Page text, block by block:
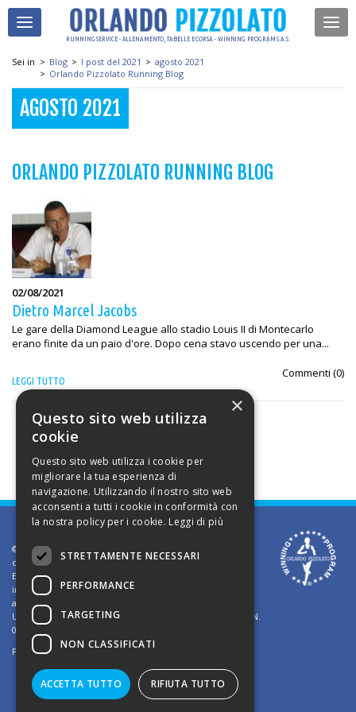
RUNNING SERVICE - ALLENAMENTO, TABELLE E CORSA - WINNING PROGRAM S.A.S.
Sei in > Blog > I post del 2021 > agosto 2021
> Orlando Pizzolato Running Blog
AGOSTO 2021
ORLANDO PIZZOLATO RUNNING BLOG
02/08/2021
Dietro Marcel Jacobs
Le gare della Diamond League allo stadio Louis II di Montecarlo
erano finite da un paio d'ore. Dopo cena stavo uscendo per una...
LEGGI TUTTO
Commenti (0)
©2002 Informativa sui diritti d'autore. Le informazioni
contenute in questo sito sono solo per uso privato.
E' vietato riprodurre o divulgare in qualsiasi forma le
informazioni contenute in questo sito, salvo previa
autorizzazione di Orlando Pizzolato
Ufficio del Registro delle Imprese di Vicenza - Iscrizione N.
03409260241 - REA N. VI-323302
Powered byTWS
×
Questo sito web utilizza
cookie
Questo sito web utilizza i cookie per
migliorare la tua esperienza di
navigazione. Utilizzando il nostro sito web
acconsenti a tutti i cookie in conformità con
la nostra policy per i cookie. Leggi di più
STRETTAMENTE NECESSARI
PERFORMANCE
TARGETING
NON CLASSIFICATI
ACCETTA TUTTO RIFIUTA TUTTO